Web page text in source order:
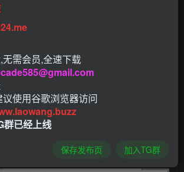
发愁，平台多、收费杂。
来神器
费下载付费音乐和免费播放音乐的软件；
歌，不想给钱的听音乐就来魔音Morin，
非常加丰富，可同步四大音乐平台歌
单，自带音乐社、同步歌单以及搜索音
需会员,全速下载
使用谷歌浏览器访问
群已经上线
保存发布页 加入TG群